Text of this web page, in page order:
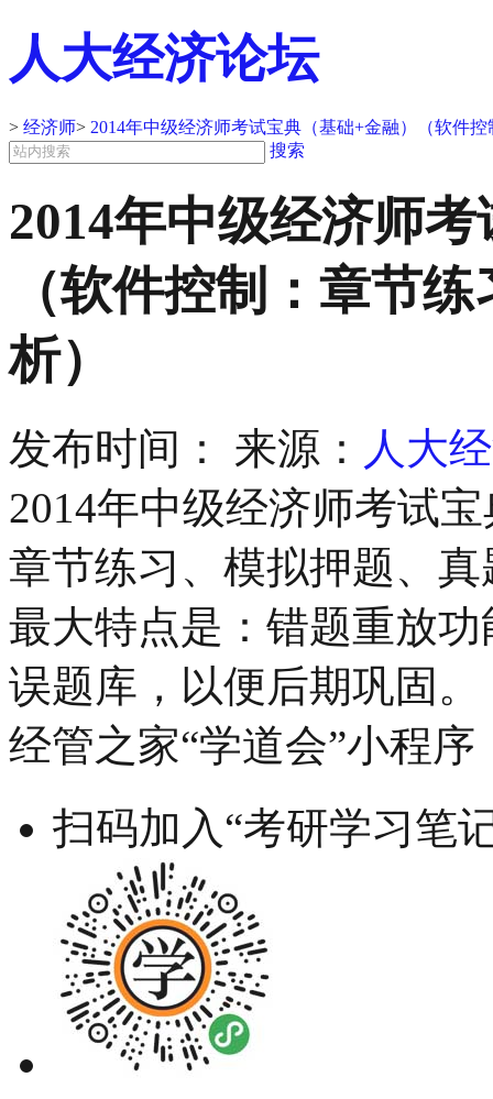
人大经济论坛
> 经济师> 2014年中级经济师考试宝典（基础+金融）（软件
搜索
2014年中级经济师
（软件控制：章节
析）
发布时间： 来源： 人大
2014年中级经济师考试
章节练习、模拟押题、
最大特点是：错题重放
误题库，以便后期巩固。
经管之家“学道会”小程序
扫码加入“考研学习笔